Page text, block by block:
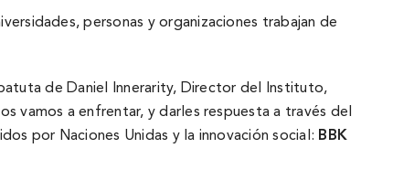
personas y organizaciones trabajan de
de Daniel Innerarity, Director del Instituto,
vamos a enfrentar, y darles respuesta a través del
por Naciones Unidas y la innovación social: BBK